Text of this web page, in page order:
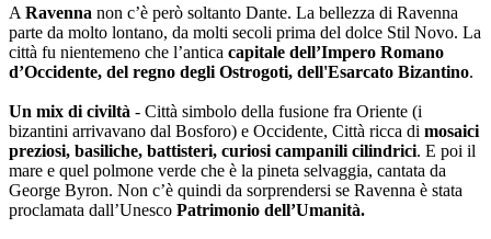
A Ravenna non c’è però soltanto Dante. La bellezza di Ravenna
parte da molto lontano, da molti secoli prima del dolce Stil Novo. La
città fu nientemeno che l’antica capitale dell’Impero Romano
d’Occidente, del regno degli Ostrogoti, dell'Esarcato Bizantino.
Un mix di civiltà - Città simbolo della fusione fra Oriente (i
bizantini arrivavano dal Bosforo) e Occidente, Città ricca di mosaici
preziosi, basiliche, battisteri, curiosi campanili cilindrici. E poi il
mare e quel polmone verde che è la pineta selvaggia, cantata da
George Byron. Non c’è quindi da sorprendersi se Ravenna è stata
proclamata dall’Unesco Patrimonio dell’Umanità.